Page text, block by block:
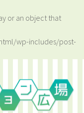
or an object that
wp-includes/post-